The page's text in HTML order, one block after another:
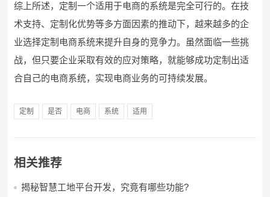
综上所述，定制一个适用于电商的系统是完全可行的。在技
术支持、定制化优势等多方面因素的推动下，越来越多的企
业选择定制电商系统来提升自身的竞争力。虽然面临一些挑
战，但只要企业采取有效的应对策略，就能够成功定制出适
合自己的电商系统，实现电商业务的可持续发展。
定制 是否 电商 系统 适用
相关推荐
揭秘智慧工地平台开发，究竟有哪些功能?